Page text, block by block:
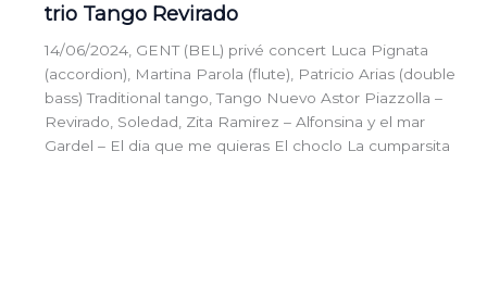
trio Tango Revirado
14/06/2024, GENT (BEL) privé concert Luca Pignata
(accordion), Martina Parola (flute), Patricio Arias (double
bass) Traditional tango, Tango Nuevo Astor Piazzolla –
Revirado, Soledad, Zita Ramirez – Alfonsina y el mar
Gardel – El dia que me quieras El choclo La cumparsita